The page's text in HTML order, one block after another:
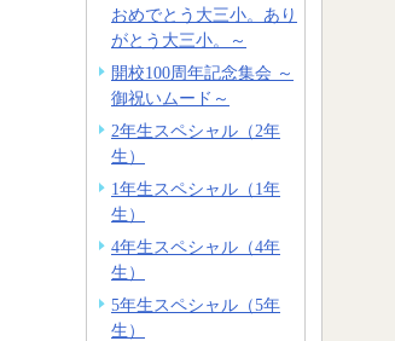
おめでとう大三小。あり
がとう大三小。～
開校100周年記念集会 ～
御祝いムード～
2年生スペシャル（2年
生）
1年生スペシャル（1年
生）
4年生スペシャル（4年
生）
5年生スペシャル（5年
生）